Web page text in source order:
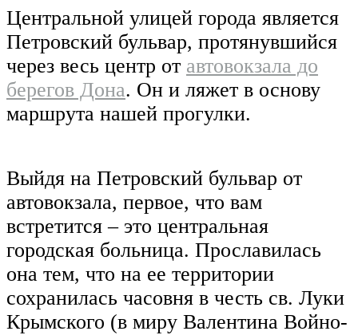
Центральной улицей города является
Петровский бульвар, протянувшийся
через весь центр от автовокзала до
берегов Дона. Он и ляжет в основу
маршрута нашей прогулки.
Выйдя на Петровский бульвар от
автовокзала, первое, что вам
встретится – это центральная
городская больница. Прославилась
она тем, что на ее территории
сохранилась часовня в честь св. Луки
Крымского (в миру Валентина Войно-